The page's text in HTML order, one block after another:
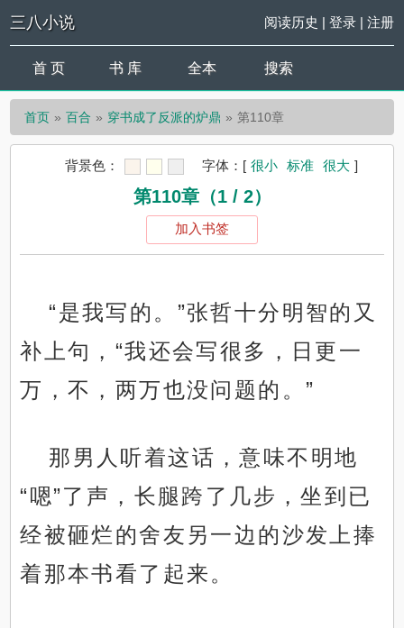
三八小说 阅读历史 | 登录| 注册
首 页 书 库 全本 搜索
首页 百合 穿书成了反派的炉鼎 第110章
背景色： 字体： [ 很小 标准 很大 ]
第110章（1 / 2）
加入书签
“是我写的。”张哲十分明智的又
补上句，“我还会写很多，日更一
万，不，两万也没问题的。”
那男人听着这话，意味不明地
“嗯”了声，长腿跨了几步，坐到已
经被砸烂的舍友另一边的沙发上捧
着那本书看了起来。